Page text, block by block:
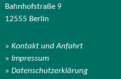
Bahnhofstraße 9
12555 Berlin
Kontakt und Anfahrt
Impressum
Datenschutzerklärung